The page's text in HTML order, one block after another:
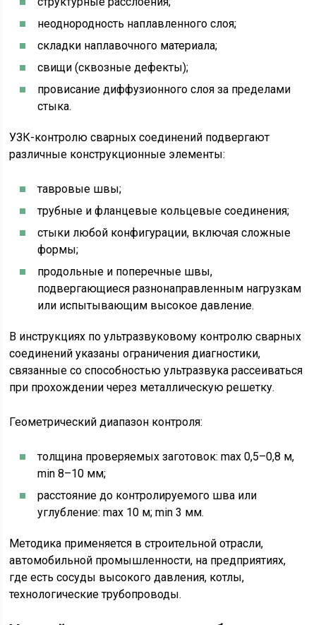
неоднородность наплавленного слоя;
складки наплавочного материала;
свищи (сквозные дефекты);
провисание диффузионного слоя за пределами
стыка.
УЗК-контролю сварных соединений подвергают
различные конструкционные элементы:
тавровые швы;
трубные и фланцевые кольцевые соединения;
стыки любой конфигурации, включая сложные
формы;
продольные и поперечные швы,
подвергающиеся разнонаправленным нагрузкам
или испытывающим высокое давление.
В инструкциях по ультразвуковому контролю сварных
соединений указаны ограничения диагностики,
связанные со способностью ультразвука рассеиваться
при прохождении через металлическую решетку.
Геометрический диапазон контроля:
толщина проверяемых заготовок: mах 0,5–0,8 м,
min 8–10 мм;
расстояние до контролируемого шва или
углубление: mах 10 м; min 3 мм.
Методика применяется в строительной отрасли,
автомобильной промышленности, на предприятиях,
где есть сосуды высокого давления, котлы,
технологические трубопроводы.